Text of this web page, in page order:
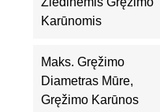
Karūnomis
Maks. Gręžimo
Diametras Mūre,
Gręžimo Karūnos